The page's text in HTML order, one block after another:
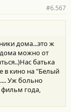
#6.567
дома...это ж
дома можно от
батька
в кино на "Белый
Уж больно
года,